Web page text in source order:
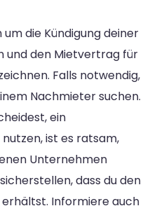
die Kündigung deiner
und den Mietvertrag für
Falls notwendig,
Nachmieter suchen.
ein
nutzen, ist es ratsam,
Unternehmen
dass du den
erhältst. Informiere auch